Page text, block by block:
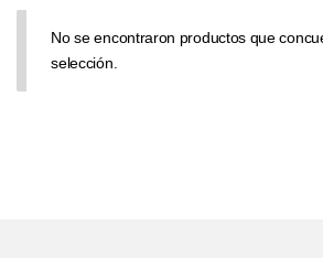
No se encontraron productos que
selección.